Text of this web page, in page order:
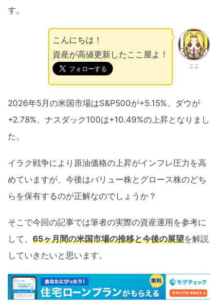
す。
ここ
こんにちは！
資産が高値更新したここ屋よ！
2026年5月の米国市場はS&P500が+5.15%、ダウが
+2.78%、ナスダック100は+10.49%の上昇となりまし
た。
イラク戦争により原油価格の上昇がインフレ圧力を高
めていますが、今後はバリュー株とグロース株のどち
らを保有するのが正解なのでしょうか？
そこで今回の記事では筆者の実際の資産運用を参考に
して、 65ヶ月間の米国市場の推移と今後の展望を解説
していきたいと思います。